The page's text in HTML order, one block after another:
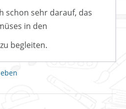
schon sehr darauf, das
in den
begleiten.